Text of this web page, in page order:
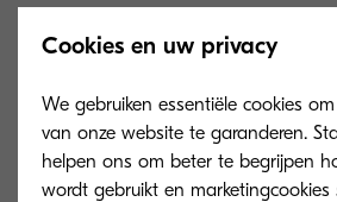
Cookies en uw privacy
We gebruiken essentiële cookies
van onze website te garanderen.
helpen ons om beter te begrijpen
wordt gebruikt en